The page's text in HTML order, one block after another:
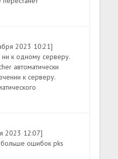
2023 10:21]
ни к одному серверу.
автоматически
к серверу.
2023 12:07]
ошибок pks